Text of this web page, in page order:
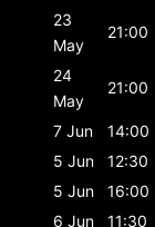
23
May
21:00
24
May
21:00
7 Jun
14:00
5 Jun
12:30
5 Jun
16:00
6 Jun
11:30